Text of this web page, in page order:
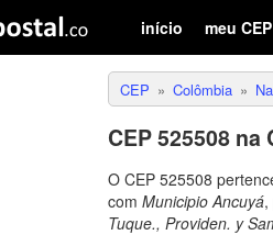
início meu CEP
CEP Colômbia
CEP 525508 na
O CEP 525508
com Municipio Ancuyá,
Tuque., Providen. y